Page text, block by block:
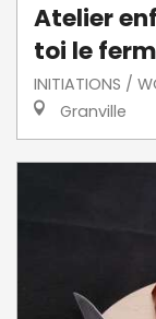
Atelier
toi le
INITIATIONS /
Granville